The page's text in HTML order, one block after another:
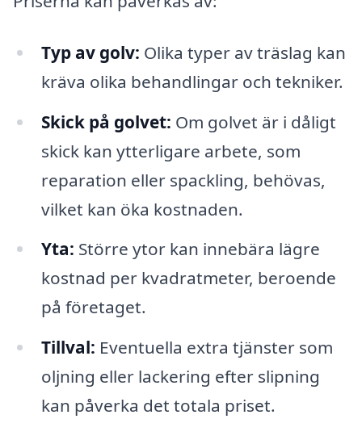
Typ av golv: Olika typer av träslag kan
kräva olika behandlingar och tekniker.
Skick på golvet: Om golvet är i dåligt
skick kan ytterligare arbete, som
reparation eller spackling, behövas,
vilket kan öka kostnaden.
Yta: Större ytor kan innebära lägre
kostnad per kvadratmeter, beroende
på företaget.
Tillval: Eventuella extra tjänster som
oljning eller lackering efter slipning
kan påverka det totala priset.